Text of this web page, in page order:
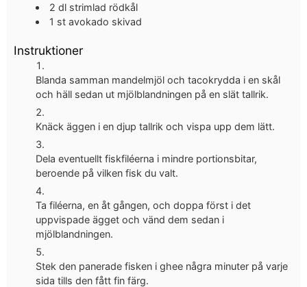
2 dl strimlad rödkål
1 st avokado skivad
Instruktioner
Blanda samman mandelmjöl och tacokrydda i en skål
och häll sedan ut mjölblandningen på en slät tallrik.
Knäck äggen i en djup tallrik och vispa upp dem lätt.
Dela eventuellt fiskfiléerna i mindre portionsbitar,
beroende på vilken fisk du valt.
Ta filéerna, en åt gången, och doppa först i det
uppvispade ägget och vänd dem sedan i
mjölblandningen.
Stek den panerade fisken i ghee några minuter på varje
sida tills den fått fin färg.